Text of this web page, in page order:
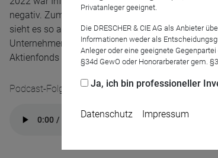
negativ. Zum einen gibt es Unternehmen, die
sieht es so aus, als ob die Unternehmen 2023
Unternehmen, die mit wenig
Aktienfonds für Stiftungen.
Podcast-Folge anhören
Privatanleger geeignet.
Die DRESCHER & CIE AG als Anbieter
Informationen weder als
Anleger oder eine geeignete
§34d GewO oder Honorarberater gem.
Ja, ich bin professioneller
Datenschutz Impressum